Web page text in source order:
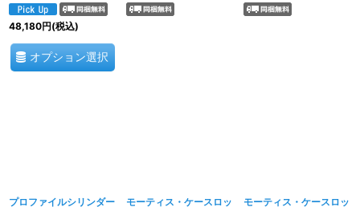
48,180円(税込)
オプション選択
プロファイルシリンダー
モーティス・ケースロッ
モーティス・ケースロッ